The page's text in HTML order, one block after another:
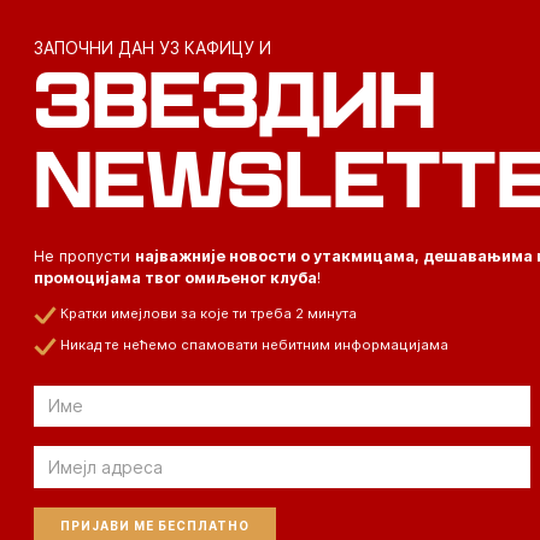
ЗАПОЧНИ ДАН УЗ КАФИЦУ И
ЗВЕЗДИН
Не пропусти најважније новости о утакмицама, дешавањима
промоцијама твог омиљеног клуба!
Кратки имејлови за које ти треба 2 минута
Никад те нећемо спамовати небитним информацијама
Email
Email